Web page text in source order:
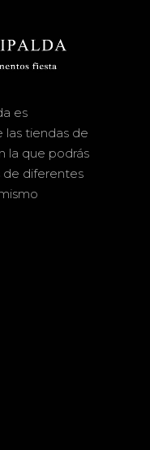
es
las tiendas de
la que podrás
diferentes